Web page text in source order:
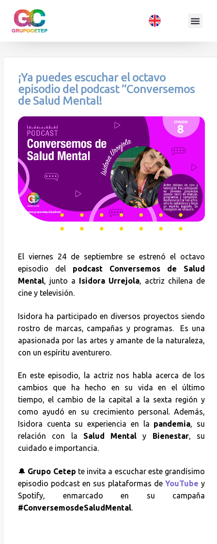
¡Ya puedes escuchar el octavo
episodio del podcast “Conversemos
de Salud Mental!
El viernes 24 de septiembre se estrenó el octavo
episodio del podcast Conversemos de Salud
Mental, junto a Isidora Urrejola, actriz chilena de
cine y televisión.
Isidora ha participado en diversos proyectos siendo
rostro de marcas, campañas y programas. Es una
apasionada por las artes y amante de la naturaleza,
con un espíritu aventurero.
En este episodio, la actriz nos habla acerca de los
cambios que ha hecho en su vida en el último
tiempo, el cambio de la capital a la sexta región y
como ayudó en su crecimiento personal. Además,
Isidora cuenta su experiencia en la pandemia, su
relación con la Salud Mental y Bienestar, su
cuidado e importancia.
🔔 Grupo Cetep te invita a escuchar este grandísimo
episodio podcast en sus plataformas deYouTube y
Spotify, enmarcado en su campaña
#ConversemosdeSaludMental.